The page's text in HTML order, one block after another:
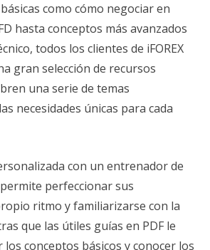
como cómo negociar en
hasta conceptos más avanzados
todos los clientes de iFOREX
gran selección de recursos
una serie de temas
necesidades únicas para cada
con un entrenador de
perfeccionar sus
ritmo y familiarizarse con la
que las útiles guías en PDF le
conceptos básicos y conocer los